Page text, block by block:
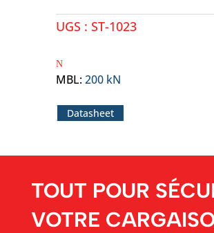
UGS : ST-1023
MBL:200 kN
Datasheet
TOUT POUR
VOTRE